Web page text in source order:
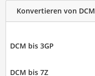
Konvertieren von DCM
DCM bis 3GP
DCM bis 7Z